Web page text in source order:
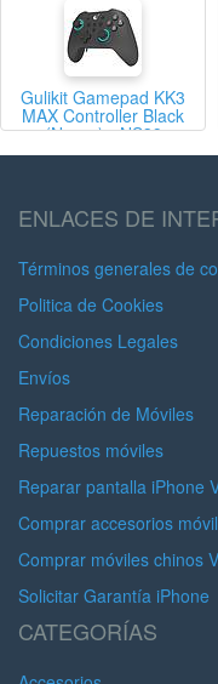
Gulikit Gamepad KK3
MAX Controller Black
(Negro) - NS39
ENLACES DE
Términos generales de
Politica de Cookies
Condiciones Legales
Envíos
Reparación de Móviles
Repuestos móviles
Reparar pantalla iPhone
Comprar accesorios
Comprar móviles chinos
Solicitar Garantía iPhone
CATEGORÍAS